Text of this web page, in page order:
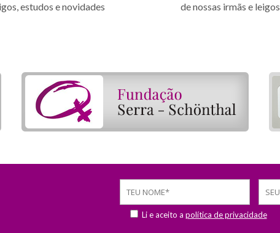
estudos e novidades de nossas irmãs e leigos
Li e aceito a política de privacidade